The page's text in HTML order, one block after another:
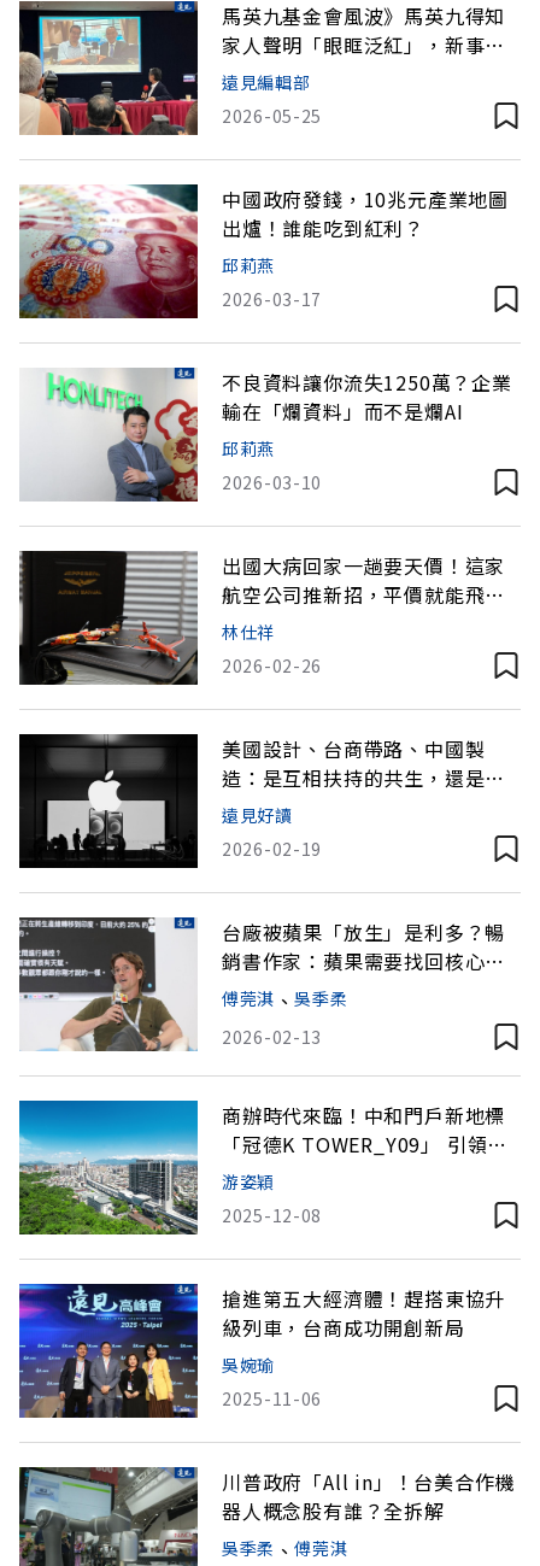
馬英九基金會風波》馬英九得知
家人聲明「眼眶泛紅」，新事證
又有哪些？
遠見編輯部
2026-05-25
中國政府發錢，10兆元產業地圖
出爐！誰能吃到紅利？
邱莉燕
2026-03-17
不良資料讓你流失1250萬？企業
輸在「爛資料」而不是爛AI
邱莉燕
2026-03-10
出國大病回家一趟要天價！這家
航空公司推新招，平價就能飛回
國
林仕祥
2026-02-26
美國設計、台商帶路、中國製
造：是互相扶持的共生，還是彼
此牽制的困局？
遠見好讀
2026-02-19
台廠被蘋果「放生」是利多？暢
銷書作家：蘋果需要找回核心靈
魂
傅莞淇 、吳季柔
2026-02-13
商辦時代來臨！中和門戶新地標
「冠德K TOWER_Y09」 引領企
業置產新浪潮
游姿穎
2025-12-08
搶進第五大經濟體！趕搭東協升
級列車，台商成功開創新局
吳婉瑜
2025-11-06
川普政府「All in」！台美合作機
器人概念股有誰？全拆解
吳季柔 、傅莞淇